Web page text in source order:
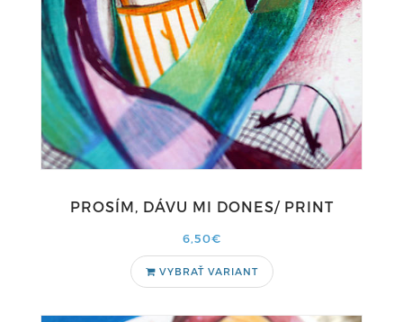
PROSÍM, DÁVU MI DONES/ PRINT
6,50€
VYBRAŤ VARIANT